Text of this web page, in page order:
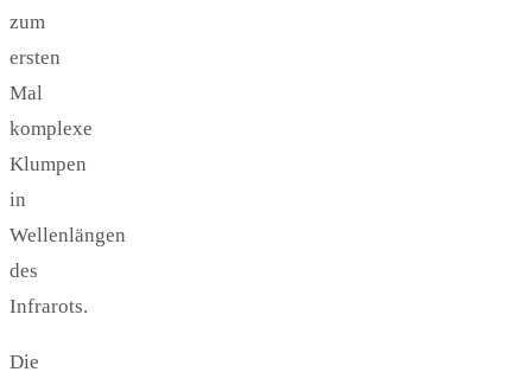
zum
ersten
Mal
komplexe
Klumpen
in
Wellenlängen
des
Infrarots.
Die